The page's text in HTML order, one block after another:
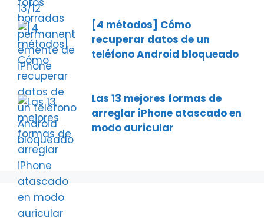
[4 métodos] Cómo
recuperar datos de un
teléfono Android bloqueado
Las 13 mejores formas de
arreglar iPhone atascado en
modo auricular